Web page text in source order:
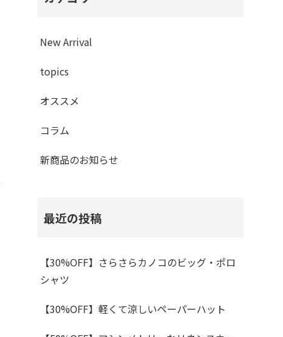
New Arrival
topics
オススメ
コラム
新商品のお知らせ
最近の投稿
【30%OFF】さらさらカノコのビッグ・ポロ
シャツ
【30%OFF】軽くて涼しいペーパーハット